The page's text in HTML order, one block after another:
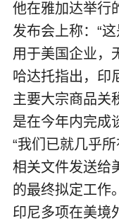
他在雅加达举行
发布会上称：“
用于美国企业，
哈达托指出，印
主要大宗商品关
是在今年内完成
“我们已就几乎
相关文件发送给
的最终拟定工作
印尼多项在美境